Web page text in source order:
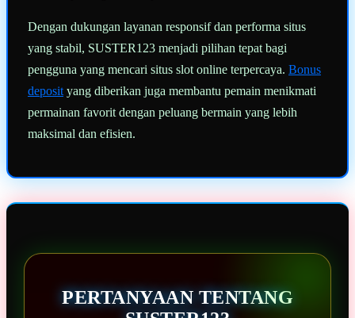
Dengan dukungan layanan responsif dan performa situs
yang stabil, SUSTER123 menjadi pilihan tepat bagi
pengguna yang mencari situs slot online terpercaya. Bonus
deposit yang diberikan juga membantu pemain menikmati
permainan favorit dengan peluang bermain yang lebih
maksimal dan efisien.
PERTANYAAN TENTANG